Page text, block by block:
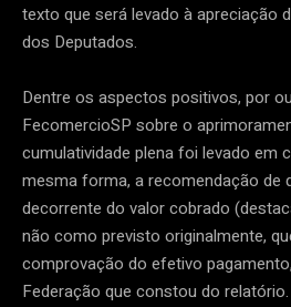
texto que será levado à apreciação
dos Deputados.
Dentre os aspectos positivos, por
FecomercioSP sobre o
cumulatividade plena foi levado em
mesma forma, a recomendação de
decorrente do valor cobrado
não como previsto originalmente,
comprovação do efetivo
Federação que constou do relatório.